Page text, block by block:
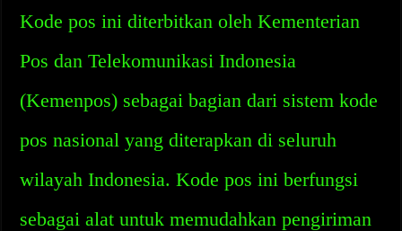
Kode pos ini diterbitkan oleh Kementerian
Pos dan Telekomunikasi Indonesia
(Kemenpos) sebagai bagian dari sistem kode
pos nasional yang diterapkan di seluruh
wilayah Indonesia. Kode pos ini berfungsi
sebagai alat untuk memudahkan pengiriman